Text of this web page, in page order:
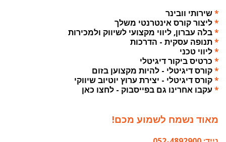
*שירותי וובינר
*ליצור קורס אינטרנטי משלך
*בלה עברון, ליווי מקצועי לשיווק ולמכירות
*תנופה עסקית - הדרכות
*ליווי טכני
* כרטיס ביקור דיגיטלי
*קורס דיגיטלי - להיות מקצוען בזום
*קורס דיגיטלי - יצירת ערוץ יוטיוב שיווקי
* עקבו אחרינו גם בפייסבוק - לחצו כאן
מאוד נשמח לשמוע מכם!